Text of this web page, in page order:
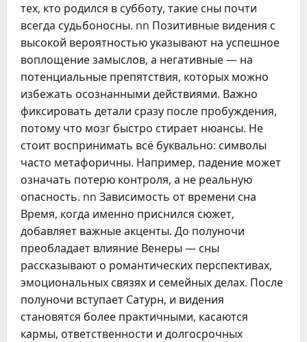
тех, кто родился в субботу, такие сны почти
всегда судьбоносны. nn Позитивные видения с
высокой вероятностью указывают на успешное
воплощение замыслов, а негативные — на
потенциальные препятствия, которых можно
избежать осознанными действиями. Важно
фиксировать детали сразу после пробуждения,
потому что мозг быстро стирает нюансы. Не
стоит воспринимать всё буквально: символы
часто метафоричны. Например, падение может
означать потерю контроля, а не реальную
опасность. nn Зависимость от времени сна
Время, когда именно приснился сюжет,
добавляет важные акценты. До полуночи
преобладает влияние Венеры — сны
рассказывают о романтических перспективах,
эмоциональных связях и семейных делах. После
полуночи вступает Сатурн, и видения
становятся более практичными, касаются
кармы, ответственности и долгосрочных